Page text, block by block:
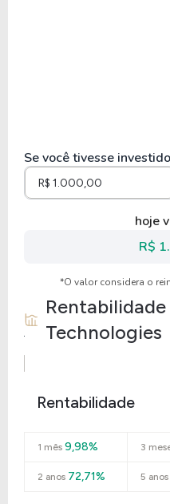
Se você tivesse investido
hoje
R$
*O valor considera o
Rentabilidade
Technologies
Rentabilidade
1 mês 9,98% 3
2 anos 72,71% 5 anos